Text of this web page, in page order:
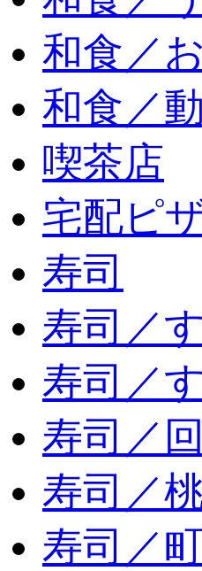
和食／
和食／
喫茶店
宅配ピ
寿司
寿司／
寿司／
寿司／
寿司／
寿司／